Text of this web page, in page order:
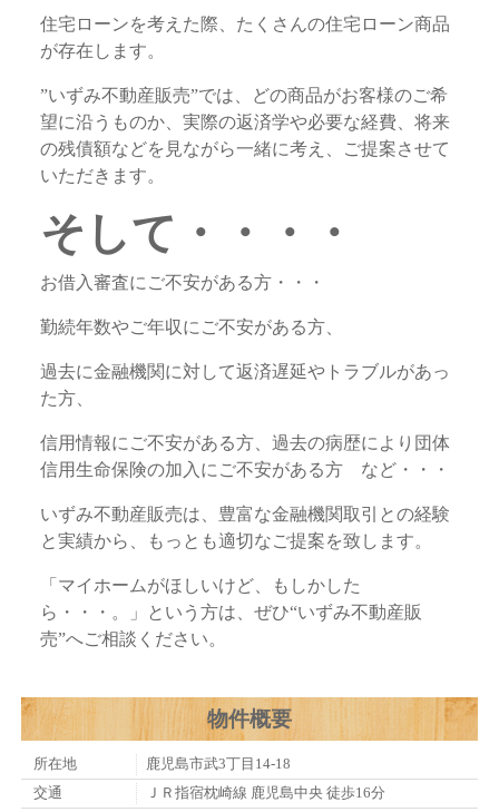
住宅ローンを考えた際、たくさんの住宅ローン商品
が存在します。
”いずみ不動産販売”では、どの商品がお客様のご希
望に沿うものか、実際の返済学や必要な経費、将来
の残債額などを見ながら一緒に考え、ご提案させて
いただきます。
そして・・・・
お借入審査にご不安がある方・・・
勤続年数やご年収にご不安がある方、
過去に金融機関に対して返済遅延やトラブルがあっ
た方、
信用情報にご不安がある方、過去の病歴により団体
信用生命保険の加入にご不安がある方 など・・・
いずみ不動産販売は、豊富な金融機関取引との経験
と実績から、もっとも適切なご提案を致します。
「マイホームがほしいけど、もしかした
ら・・・。」という方は、ぜひ“いずみ不動産販
売”へご相談ください。
物件概要
所在地
鹿児島市武3丁目14-18
交通
ＪＲ指宿枕崎線 鹿児島中央 徒歩16分